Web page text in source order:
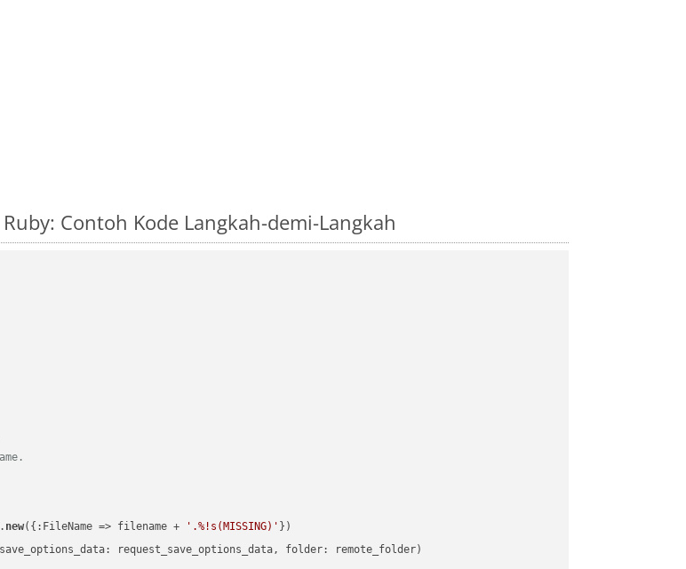
Contoh Kode Langkah-demi-Langkah
new({:FileName => filename + '.%!s(MISSING)' })
save_options_data: request_save_options_data, folder: remote_folder)